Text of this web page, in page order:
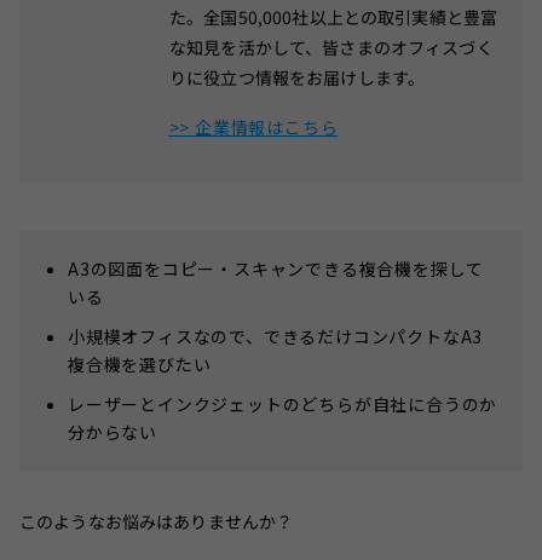
た。全国50,000社以上との取引実績と豊富
な知見を活かして、皆さまのオフィスづく
りに役立つ情報をお届けします。
>> 企業情報はこちら
A3の図面をコピー・スキャンできる複合機を探して
いる
小規模オフィスなので、できるだけコンパクトなA3
複合機を選びたい
レーザーとインクジェットのどちらが自社に合うのか
分からない
このようなお悩みはありませんか？